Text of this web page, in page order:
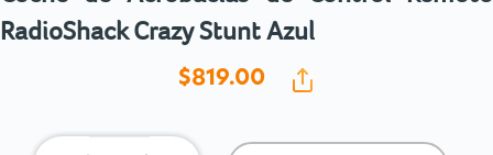
RadioShack Crazy Stunt Azul
$819.00